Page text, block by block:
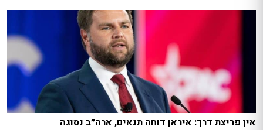
אין פריצת דרך: איראן דוחה תנאים, ארה״ב נסוגה